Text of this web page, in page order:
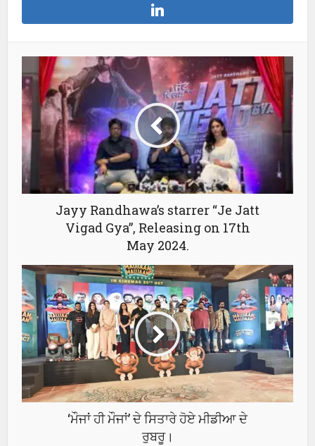
Jayy Randhawa’s starrer “Je Jatt
Vigad Gya”, Releasing on 17th
May 2024.
‘ਮੌਜਾਂ ਹੀ ਮੌਜਾਂ’ ਦੇ ਸਿਤਾਰੇ ਹੋਏ ਮੀਡੀਆ ਦੇ
ਰੁਬਰੂ।